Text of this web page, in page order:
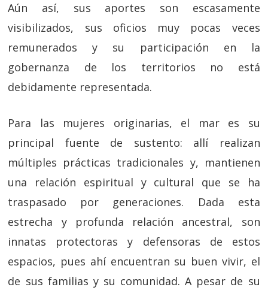
Aún así, sus aportes son escasamente
visibilizados, sus oficios muy pocas veces
remunerados y su participación en la
gobernanza de los territorios no está
debidamente representada.
Para las mujeres originarias, el mar es su
principal fuente de sustento: allí realizan
múltiples prácticas tradicionales y, mantienen
una relación espiritual y cultural que se ha
traspasado por generaciones. Dada esta
estrecha y profunda relación ancestral, son
innatas protectoras y defensoras de estos
espacios, pues ahí encuentran su buen vivir, el
de sus familias y su comunidad. A pesar de su